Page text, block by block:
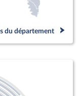
du département